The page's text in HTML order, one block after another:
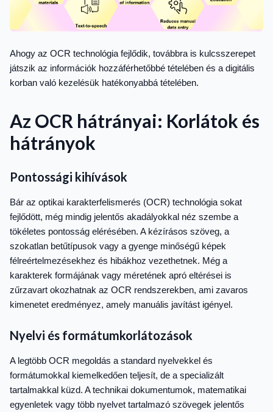
Ahogy az OCR technológia fejlődik, továbbra is kulcsszerepet
játszik az információk hozzáférhetőbbé tételében és a digitális
korban való kezelésük hatékonyabbá tételében.
Az OCR hátrányai: Korlátok és
hátrányok
Pontossági kihívások
Bár az optikai karakterfelismerés (OCR) technológia sokat
fejlődött, még mindig jelentős akadályokkal néz szembe a
tökéletes pontosság elérésében. A kézírásos szöveg, a
szokatlan betűtípusok vagy a gyenge minőségű képek
félreértelmezésekhez és hibákhoz vezethetnek. Még a
karakterek formájának vagy méretének apró eltérései is
zűrzavart okozhatnak az OCR rendszerekben, ami zavaros
kimenetet eredményez, amely manuális javítást igényel.
Nyelvi és formátumkorlátozások
A legtöbb OCR megoldás a standard nyelvekkel és
formátumokkal kiemelkedően teljesít, de a specializált
tartalmakkal küzd. A technikai dokumentumok, matematikai
egyenletek vagy több nyelvet tartalmazó szövegek jelentős